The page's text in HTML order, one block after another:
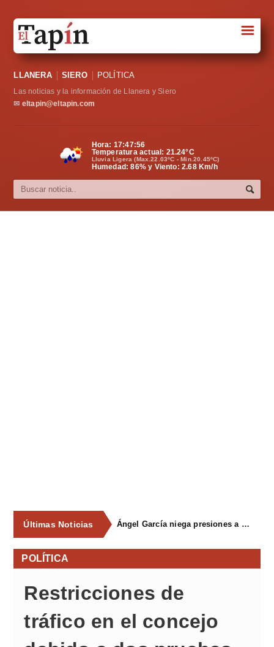
Sociedad
Política
Cultura
☰
LLANERA SIERO POLÍTICA
Las noticias y la información de Llanera y Siero
✉ eltapin@eltapin.com
Hora: 17:47:57
Temperatura actual: 21.24°C
Lluvia Ligera (Max.22.03ºC - Min.20.45ºC)
Humedad: 86% y Viento: 2.68 Km/h
Últimas Noticias Ángel García niega presiones a comercios y asegura que el Ayuntamiento cumple "de manera muy rigurosa" la Ley de Contratos
POLÍTICA
Restricciones de
tráfico en el concejo